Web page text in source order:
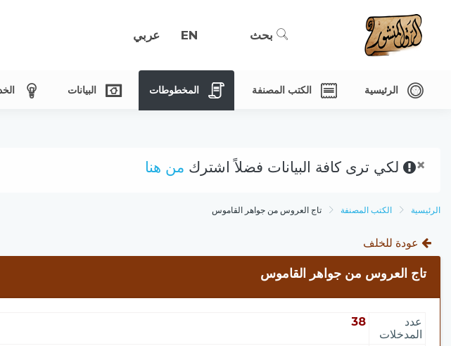
بحث EN عربي
الرئيسية الكتب المصنفة المخطوطات البيانات
× لكي ترى كافة البيانات فضلاً اشترك من هنا
الرئيسية الكتب المصنفة تاج العروس من جواهر القاموس
عودة للخلف
تاج العروس من جواهر القاموس
عدد
المدخلات
38